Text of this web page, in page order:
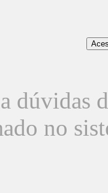
dúvidas
no